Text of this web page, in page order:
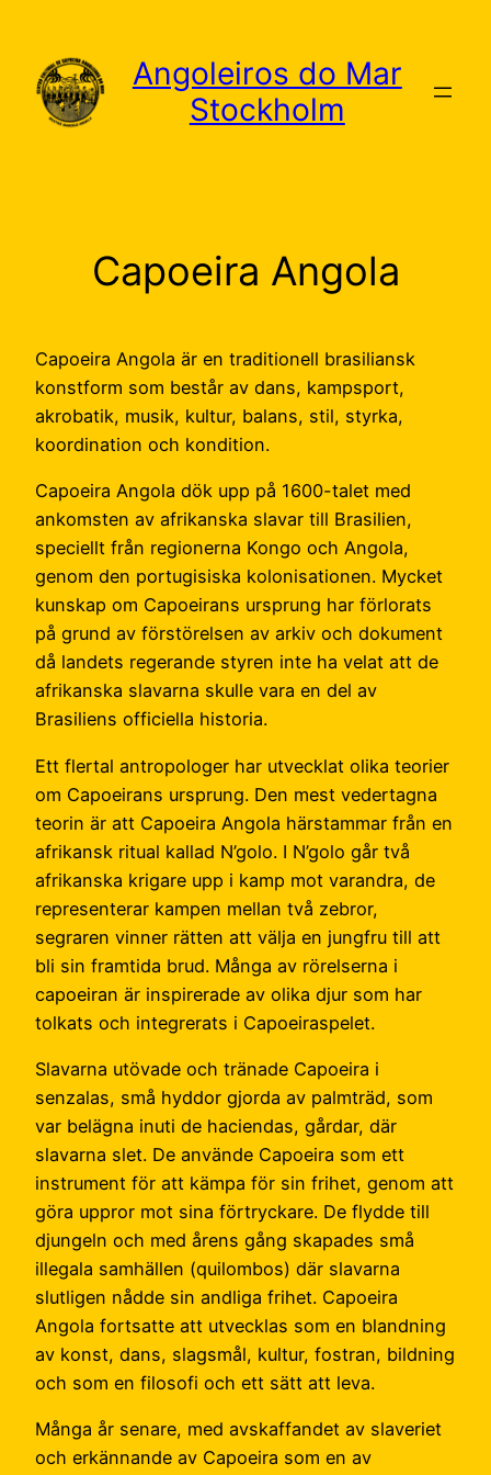
content
Angoleiros do Mar
Stockholm
Capoeira Angola
Capoeira Angola är en traditionell brasiliansk
konstform som består av dans, kampsport,
akrobatik, musik, kultur, balans, stil, styrka,
koordination och kondition.
Capoeira Angola dök upp på 1600-talet med
ankomsten av afrikanska slavar till Brasilien,
speciellt från regionerna Kongo och Angola,
genom den portugisiska kolonisationen. Mycket
kunskap om Capoeirans ursprung har förlorats
på grund av förstörelsen av arkiv och dokument
då landets regerande styren inte ha velat att de
afrikanska slavarna skulle vara en del av
Brasiliens officiella historia.
Ett flertal antropologer har utvecklat olika teorier
om Capoeirans ursprung. Den mest vedertagna
teorin är att Capoeira Angola härstammar från en
afrikansk ritual kallad N’golo. I N’golo går två
afrikanska krigare upp i kamp mot varandra, de
representerar kampen mellan två zebror,
segraren vinner rätten att välja en jungfru till att
bli sin framtida brud. Många av rörelserna i
capoeiran är inspirerade av olika djur som har
tolkats och integrerats i Capoeiraspelet.
Slavarna utövade och tränade Capoeira i
senzalas, små hyddor gjorda av palmträd, som
var belägna inuti de haciendas, gårdar, där
slavarna slet. De använde Capoeira som ett
instrument för att kämpa för sin frihet, genom att
göra uppror mot sina förtryckare. De flydde till
djungeln och med årens gång skapades små
illegala samhällen (quilombos) där slavarna
slutligen nådde sin andliga frihet. Capoeira
Angola fortsatte att utvecklas som en blandning
av konst, dans, slagsmål, kultur, fostran, bildning
och som en filosofi och ett sätt att leva.
Många år senare, med avskaffandet av slaveriet
och erkännande av Capoeira som en av